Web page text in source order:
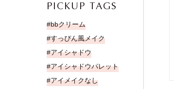
PICKUP TAGS
bbクリーム
すっぴん風メイク
アイシャドウ
アイシャドウパレット
アイメイクなし